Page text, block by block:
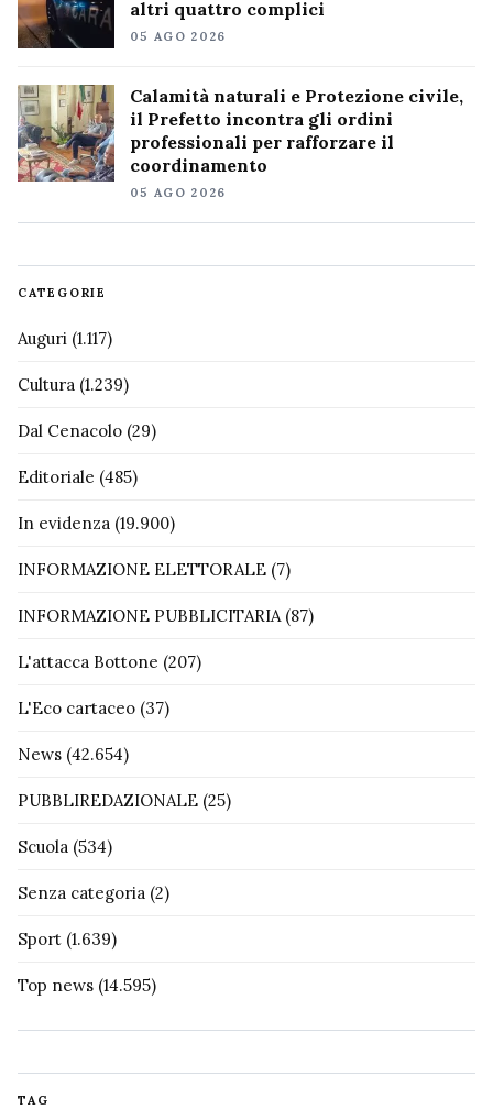
altri quattro complici
05 AGO 2026
Calamità naturali e Protezione civile,
il Prefetto incontra gli ordini
professionali per rafforzare il
coordinamento
05 AGO 2026
CATEGORIE
Auguri (1.117)
Cultura (1.239)
Dal Cenacolo (29)
Editoriale (485)
In evidenza (19.900)
INFORMAZIONE ELETTORALE (7)
INFORMAZIONE PUBBLICITARIA (87)
L'attacca Bottone (207)
L'Eco cartaceo (37)
News (42.654)
PUBBLIREDAZIONALE (25)
Scuola (534)
Senza categoria (2)
Sport (1.639)
Top news (14.595)
TAG